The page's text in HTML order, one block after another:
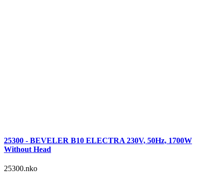
25300 - BEVELER B10 ELECTRA 230V, 50Hz, 1700W
Without Head
25300.nko